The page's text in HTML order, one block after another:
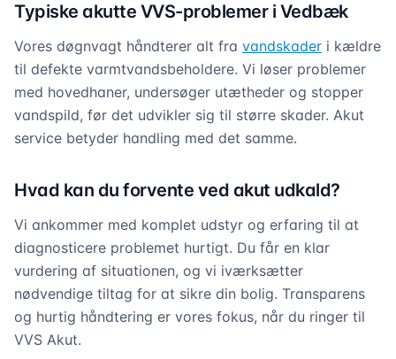
Typiske akutte VVS-problemer i Vedbæk
Vores døgnvagt håndterer alt fra vandskader i kældre
til defekte varmtvandsbeholdere. Vi løser problemer
med hovedhaner, undersøger utætheder og stopper
vandspild, før det udvikler sig til større skader. Akut
service betyder handling med det samme.
Hvad kan du forvente ved akut udkald?
Vi ankommer med komplet udstyr og erfaring til at
diagnosticere problemet hurtigt. Du får en klar
vurdering af situationen, og vi iværksætter
nødvendige tiltag for at sikre din bolig. Transparens
og hurtig håndtering er vores fokus, når du ringer til
VVS Akut.